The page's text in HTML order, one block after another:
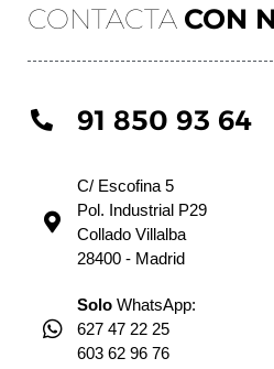
CONTACTA CON
91 850 93 64
C/ Escofina 5
Pol. Industrial P29
Collado Villalba
28400 - Madrid
Solo WhatsApp:
627 47 22 25
603 62 96 76